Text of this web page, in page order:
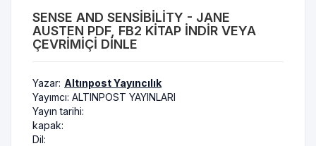
SENSE AND SENSIBILITY - JANE
AUSTEN PDF, FB2 KITAP INDIR VEYA
ÇEVRIMIÇI DINLE
Yazar: Altınpost Yayıncılık
Yayımcı: ALTINPOST YAYINLARI
Yayın tarihi:
kapak:
Dil: